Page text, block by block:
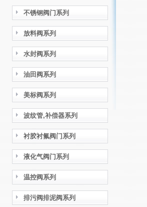
不锈钢阀门系列
放料阀系列
水封阀系列
油田阀系列
美标阀系列
波纹管,补偿器系列
衬胶衬氟阀门系列
液化气阀门系列
温控阀系列
排污阀排泥阀系列